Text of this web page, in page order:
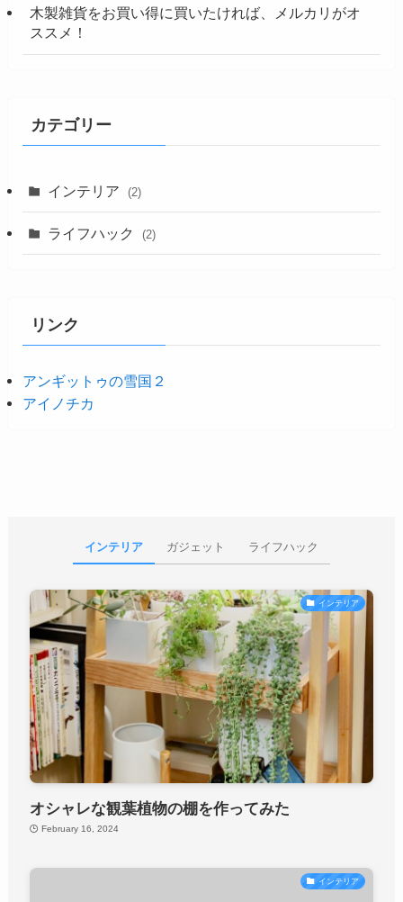
木製雑貨をお買い得に買いたければ、メルカリがオ
ススメ！
カテゴリー
インテリア (2)
ライフハック (2)
リンク
アンギットゥの雪国２
アイノチカ
インテリア ガジェット ライフハック
インテリア
オシャレな観葉植物の棚を作ってみた
February 16, 2024
インテリア